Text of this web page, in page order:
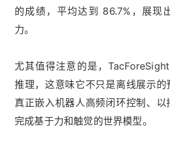
的成绩，平均达到 86.7%，展现
力。
尤其值得注意的是，
推理，这意味它不只是离线展示
真正嵌入机器人高频闭环控制、
完成基于力和触觉的世界模型。